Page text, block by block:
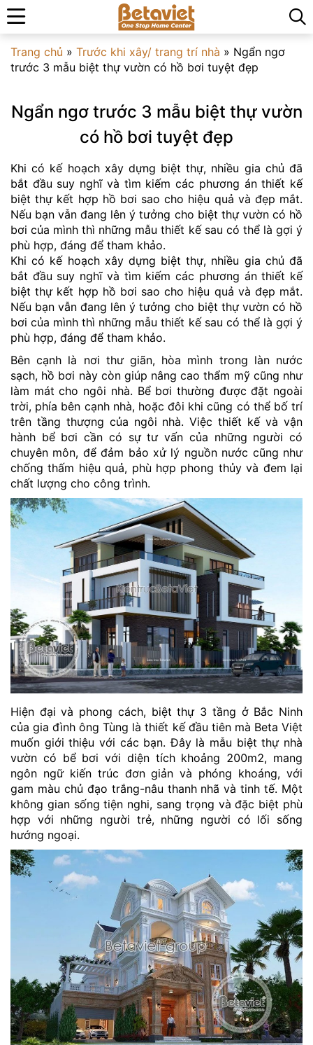
Trang chủ » Trước khi xây/ trang trí nhà » Ngẩn ngơ
trước 3 mẫu biệt thự vườn có hồ bơi tuyệt đẹp
Ngẩn ngơ trước 3 mẫu biệt thự vườn
có hồ bơi tuyệt đẹp
Khi có kế hoạch xây dựng biệt thự, nhiều gia chủ đã
bắt đầu suy nghĩ và tìm kiếm các phương án thiết kế
biệt thự kết hợp hồ bơi sao cho hiệu quả và đẹp mắt.
Nếu bạn vẫn đang lên ý tưởng cho biệt thự vườn có hồ
bơi của mình thì những mẫu thiết kế sau có thể là gợi ý
phù hợp, đáng để tham khảo.
Khi có kế hoạch xây dựng biệt thự, nhiều gia chủ đã
bắt đầu suy nghĩ và tìm kiếm các phương án thiết kế
biệt thự kết hợp hồ bơi sao cho hiệu quả và đẹp mắt.
Nếu bạn vẫn đang lên ý tưởng cho biệt thự vườn có hồ
bơi của mình thì những mẫu thiết kế sau có thể là gợi ý
phù hợp, đáng để tham khảo.
Bên cạnh là nơi thư giãn, hòa mình trong làn nước
sạch, hồ bơi này còn giúp nâng cao thẩm mỹ cũng như
làm mát cho ngôi nhà. Bể bơi thường được đặt ngoài
trời, phía bên cạnh nhà, hoặc đôi khi cũng có thể bố trí
trên tầng thượng của ngôi nhà. Việc thiết kế và vận
hành bể bơi cần có sự tư vấn của những người có
chuyên môn, để đảm bảo xử lý nguồn nước cũng như
chống thấm hiệu quả, phù hợp phong thủy và đem lại
chất lượng cho công trình.
Hiện đại và phong cách, biệt thự 3 tầng ở Bắc Ninh
của gia đình ông Tùng là thiết kế đầu tiên mà Beta Việt
muốn giới thiệu với các bạn. Đây là mẫu biệt thự nhà
vườn có bể bơi với diện tích khoảng 200m2, mang
ngôn ngữ kiến trúc đơn giản và phóng khoáng, với
gam màu chủ đạo trắng-nâu thanh nhã và tinh tế. Một
không gian sống tiện nghi, sang trọng và đặc biệt phù
hợp với những người trẻ, những người có lối sống
hướng ngoại.